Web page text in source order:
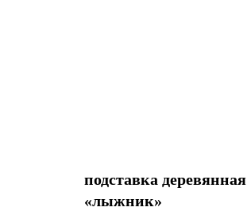
подставка деревянная
«лыжник»